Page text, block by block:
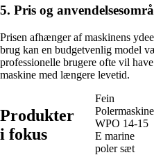
5. Pris og
Prisen afhænger af maskinens
brug kan en budgetvenlig model
professionelle brugere ofte vil
maskine med længere levetid.
Produkter
i fokus
Fein
Polermaskine
WPO 14-15
E marine
poler sæt